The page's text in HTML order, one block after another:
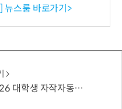
폭기
뉴스룸 바로가기>
자동차대회 포뮬러 부문' 개최